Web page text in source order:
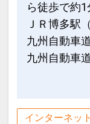
ら徒歩で約1
ＪＲ博多駅
九州自動車
九州自動車
インターネッ